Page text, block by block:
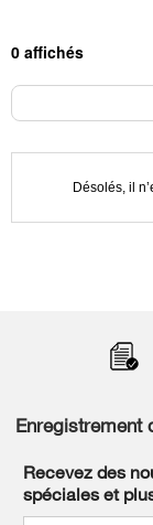
0
Désolés, il
list,
you
find
Enregistrement
Recevez des
spéciales et